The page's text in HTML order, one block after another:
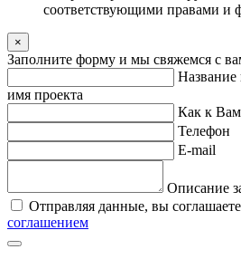
соответствующими правами и
×
Заполните форму и мы свяжемся с
имя проекта
Как к Вам
Телефон
E-mail
Описание
Отправляя данные, вы
соглашением